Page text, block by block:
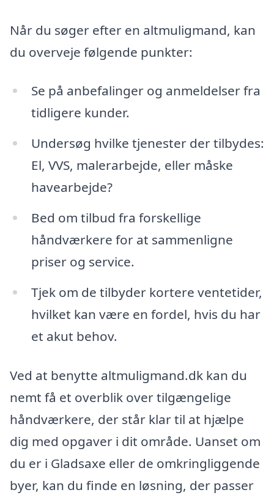
Når du søger efter en altmuligmand, kan
du overveje følgende punkter:
Se på anbefalinger og anmeldelser fra
tidligere kunder.
Undersøg hvilke tjenester der tilbydes:
El, VVS, malerarbejde, eller måske
havearbejde?
Bed om tilbud fra forskellige
håndværkere for at sammenligne
priser og service.
Tjek om de tilbyder kortere ventetider,
hvilket kan være en fordel, hvis du har
et akut behov.
Ved at benytte altmuligmand.dk kan du
nemt få et overblik over tilgængelige
håndværkere, der står klar til at hjælpe
dig med opgaver i dit område. Uanset om
du er i Gladsaxe eller de omkringliggende
byer, kan du finde en løsning, der passer